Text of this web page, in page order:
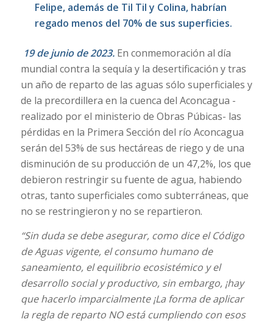
Felipe, además de Til Til y Colina, habrían
regado menos del 70% de sus superficies.
19 de junio de 2023. En conmemoración al día
mundial contra la sequía y la desertificación y tras
un año de reparto de las aguas sólo superficiales y
de la precordillera en la cuenca del Aconcagua -
realizado por el ministerio de Obras Púbicas- las
pérdidas en la Primera Sección del río Aconcagua
serán del 53% de sus hectáreas de riego y de una
disminución de su producción de un 47,2%, los que
debieron restringir su fuente de agua, habiendo
otras, tanto superficiales como subterráneas, que
no se restringieron y no se repartieron.
“Sin duda se debe asegurar, como dice el Código
de Aguas vigente, el consumo humano de
saneamiento, el equilibrio ecosistémico y el
desarrollo social y productivo, sin embargo, ¡hay
que hacerlo imparcialmente ¡La forma de aplicar
la regla de reparto NO está cumpliendo con esos